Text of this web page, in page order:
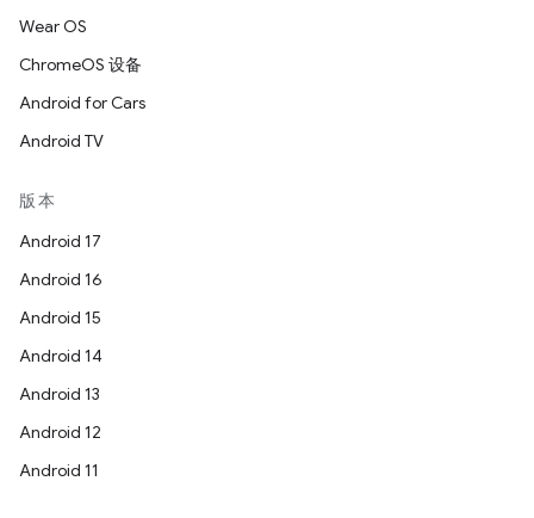
Wear OS
ChromeOS 设备
Android for Cars
Android TV
版本
Android 17
Android 16
Android 15
Android 14
Android 13
Android 12
Android 11